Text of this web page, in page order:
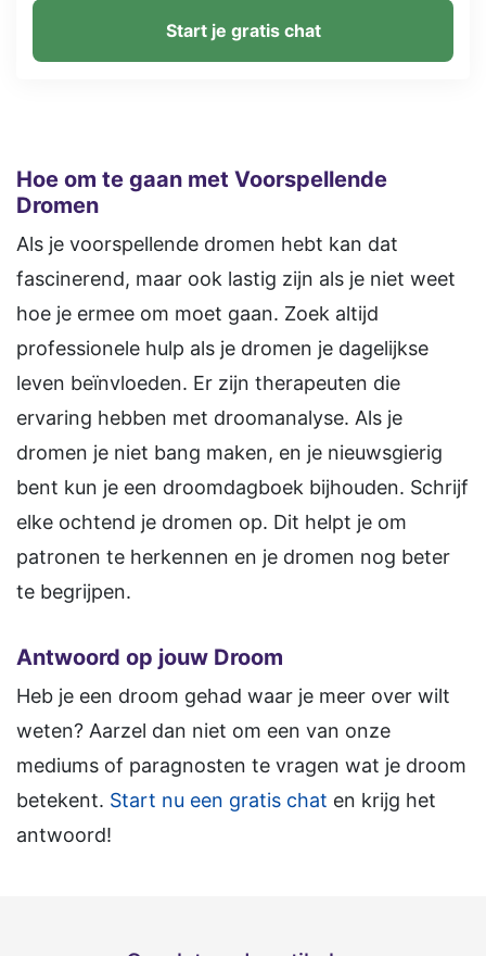
Start je gratis chat
Hoe om te gaan met Voorspellende
Dromen
Als je voorspellende dromen hebt kan dat
fascinerend, maar ook lastig zijn als je niet weet
hoe je ermee om moet gaan. Zoek altijd
professionele hulp als je dromen je dagelijkse
leven beïnvloeden. Er zijn therapeuten die
ervaring hebben met droomanalyse. Als je
dromen je niet bang maken, en je nieuwsgierig
bent kun je een droomdagboek bijhouden. Schrijf
elke ochtend je dromen op. Dit helpt je om
patronen te herkennen en je dromen nog beter
te begrijpen.
Antwoord op jouw Droom
Heb je een droom gehad waar je meer over wilt
weten? Aarzel dan niet om een van onze
mediums of paragnosten te vragen wat je droom
betekent. Start nu een gratis chat en krijg het
antwoord!